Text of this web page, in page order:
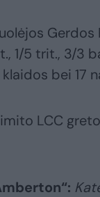
1/5 trit., 3/3
bei 17
LCC